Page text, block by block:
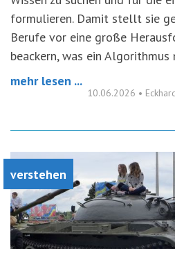
formulieren. Damit stellt sie
Berufe vor eine große
beackern, was ein Algorithmus
mehr lesen ...
10.06.2026 •
verstehen